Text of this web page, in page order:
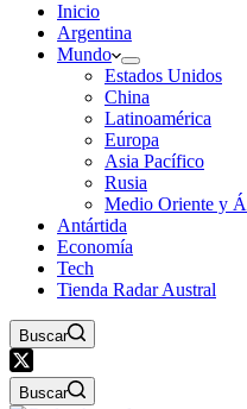
Inicio
Argentina
Mundo
Estados Unidos
China
Latinoamérica
Europa
Asia Pacífico
Rusia
Medio Oriente y
Antártida
Economía
Tech
Tienda Radar Austral
Buscar
Buscar